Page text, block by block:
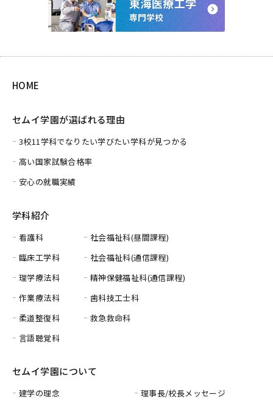
HOME
セムイ学園が選ばれる理由
3校11学科でなりたい学びたい学科が見つかる
高い国家試験合格率
安心の就職実績
学科紹介
看護科
臨床工学科
理学療法科
作業療法科
柔道整復科
言語聴覚科
社会福祉科(昼間課程)
社会福祉科(通信課程)
精神保健福祉科(通信課程)
歯科技工士科
救急救命科
セムイ学園について
建学の理念
理事長/校長メッセージ